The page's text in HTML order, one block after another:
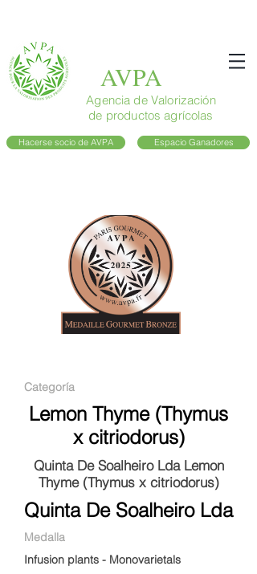
AVPA
Agencia de Valorización
de productos agrícolas
Hacerse socio de AVPA Espacio Ganadores
Categoría
Lemon Thyme (Thymus
x citriodorus)
Quinta De Soalheiro Lda Lemon
Thyme (Thymus x citriodorus)
Quinta De Soalheiro Lda
Medalla
Infusion plants - Monovarietals